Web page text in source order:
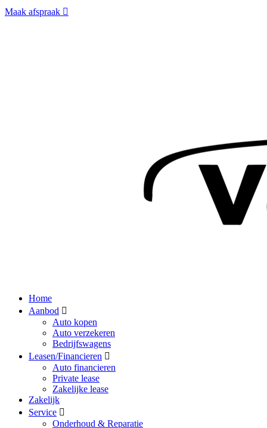
Maak afspraak
Home
Aanbod
Auto kopen
Auto verzekeren
Bedrijfswagens
Leasen/Financieren
Auto financieren
Private lease
Zakelijke lease
Zakelijk
Service
Onderhoud & Reparatie